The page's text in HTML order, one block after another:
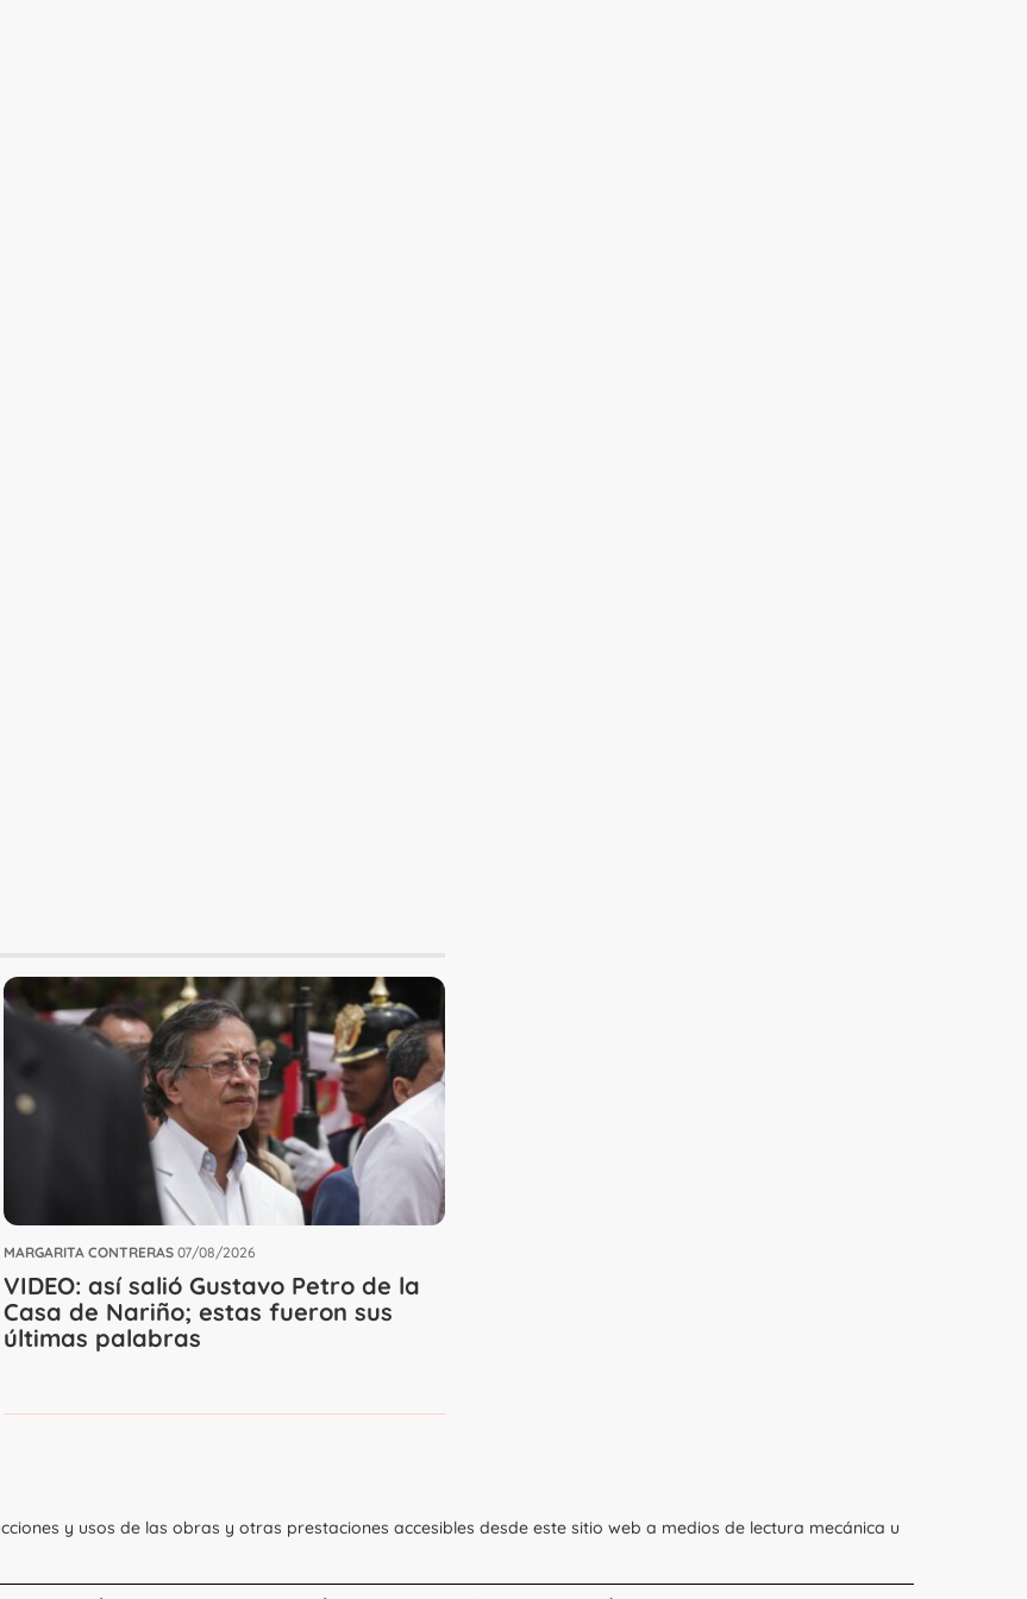
MARGARITA CONTRERAS 07/08/2026
VIDEO: así salió Gustavo Petro de la
Casa de Nariño; estas fueron sus
últimas palabras
y usos de las obras y otras prestaciones accesibles desde este sitio web a medios de lectura mecánica u